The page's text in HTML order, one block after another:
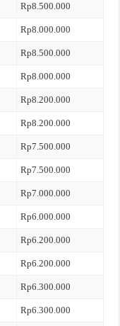
Rp8.500.000
Rp8.000.000
Rp8.500.000
Rp8.000.000
Rp8.200.000
Rp8.200.000
Rp7.500.000
Rp7.500.000
Rp7.000.000
Rp6.000.000
Rp6.200.000
Rp6.200.000
Rp6.300.000
Rp6.300.000